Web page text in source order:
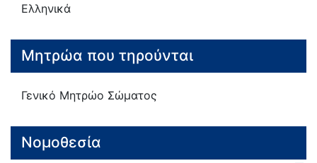
Ελληνικά
Μητρώα που τηρούνται
Γενικό Μητρώο Σώματος
Νομοθεσία